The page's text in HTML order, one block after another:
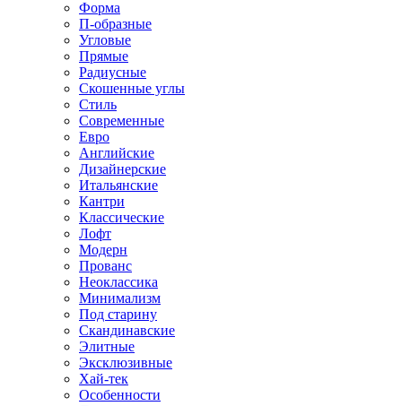
Форма
П-образные
Угловые
Прямые
Радиусные
Скошенные углы
Стиль
Современные
Евро
Английские
Дизайнерские
Итальянские
Кантри
Классические
Лофт
Модерн
Прованс
Неоклассика
Минимализм
Под старину
Скандинавские
Элитные
Эксклюзивные
Хай-тек
Особенности